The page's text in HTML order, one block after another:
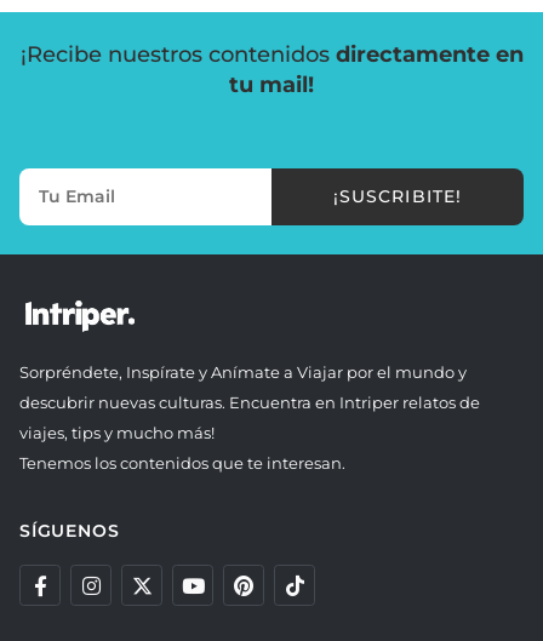
¡Recibe nuestros contenidos directamente en
tu mail!
¡SUSCRIBITE!
Sorpréndete, Inspírate y Anímate a Viajar por el mundo y
descubrir nuevas culturas. Encuentra en Intriper relatos de
viajes, tips y mucho más!
Tenemos los contenidos que te interesan.
SÍGUENOS